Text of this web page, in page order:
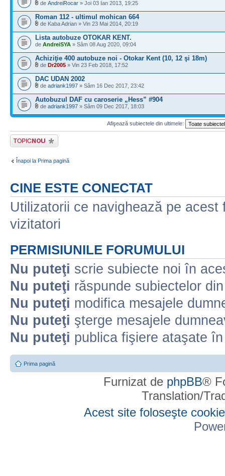
de AndreiRocar » Joi 03 Ian 2013, 19:25
Roman 112 - ultimul mohican 664
de Kaba Adrian » Vin 23 Mai 2014, 20:19
Lista autobuze OTOKAR KENT.
de AndreiSYA » Sâm 08 Aug 2020, 09:04
Achiziţie 400 autobuze noi - Otokar Kent (10, 12 şi 18m)
de Dr2005 » Vin 23 Feb 2018, 17:52
DAC UDAN 2002
de adriank1997 » Sâm 16 Dec 2017, 23:42
Autobuzul DAF cu caroserie „Hess” #904
de adriank1997 » Sâm 09 Dec 2017, 18:03
Afişează subiectele din ultimele:
Scrie un subiect
nou
Înapoi la Prima pagină
CINE ESTE CONECTAT
Utilizatorii ce navighează pe
vizitatori
PERMISIUNILE FORUMULUI
Nu puteţi scrie subiecte noi în
Nu puteţi răspunde subiectelor
Nu puteţi modifica mesajele
Nu puteţi şterge mesajele
Nu puteţi publica fişiere ataşate
Prima pagină
Furnizat de phpBB®
Translation/
Acest site foloseşte